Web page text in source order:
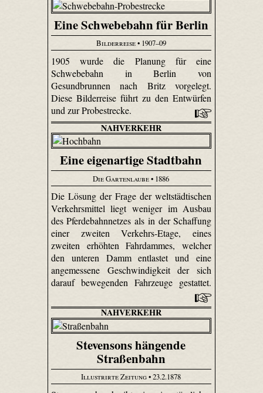
Eine Schwebebahn für Berlin
Bilderreise• 1907–09
1905 wurde die Planung für eine
Schwebebahn in Berlin von
Gesundbrunnen nach Britz vorgelegt.
Diese Bilderreise führt zu den Entwürfen
und zur Probestrecke.
NAHVERKEHR
Eine eigenartige Stadtbahn
Die Gartenlaube• 1886
Die Lösung der Frage der weltstädtischen
Verkehrsmittel liegt weniger im Ausbau
des Pferdebahnnetzes als in der Schaffung
einer zweiten Verkehrs-Etage, eines
zweiten erhöhten Fahrdammes, welcher
den unteren Damm entlastet und eine
angemessene Geschwindigkeit der sich
darauf bewegenden Fahrzeuge gestattet.
NAHVERKEHR
Stevensons hängende
Straßenbahn
Illustrirte Zeitung• 23.2.1878